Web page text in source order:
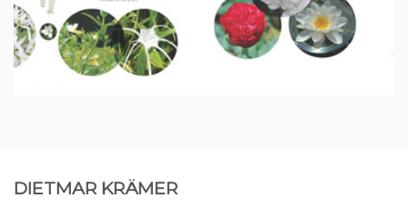
particulière et son aptitude à la perception